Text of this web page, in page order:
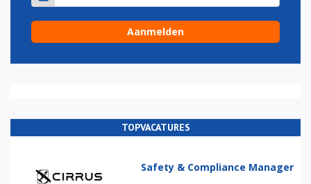
TOPVACATURES
Safety & Compliance Manager